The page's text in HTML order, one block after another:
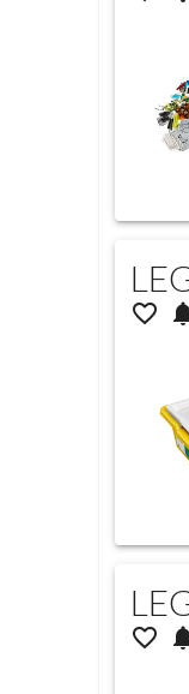
favorite_outline
favorite_outline